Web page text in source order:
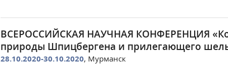
ВСЕРОССИЙСКАЯ НАУЧНАЯ КОНФЕРЕНЦИЯ
природы Шпицбергена и прилегающего
28.10.2020-30.10.2020, Мурманск